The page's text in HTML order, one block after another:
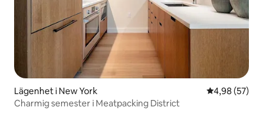
Lägenhet i New York 4,98 av 5 i
4,98 (57)
Charmig semester i Meatpacking District